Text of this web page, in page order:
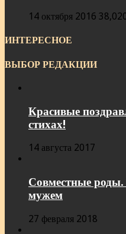
14 октября 2016
ИНТЕРЕСНОЕ
ВЫБОР РЕДАКЦИИ
Красивые
стихах!
14 августа 2017
Совместные
мужем
27 февраля 2018